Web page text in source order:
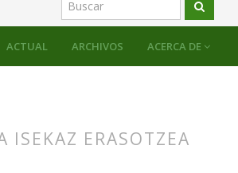
ACTUAL ARCHIVOS ACERCA DE
ISEKAZ ERASOTZEA